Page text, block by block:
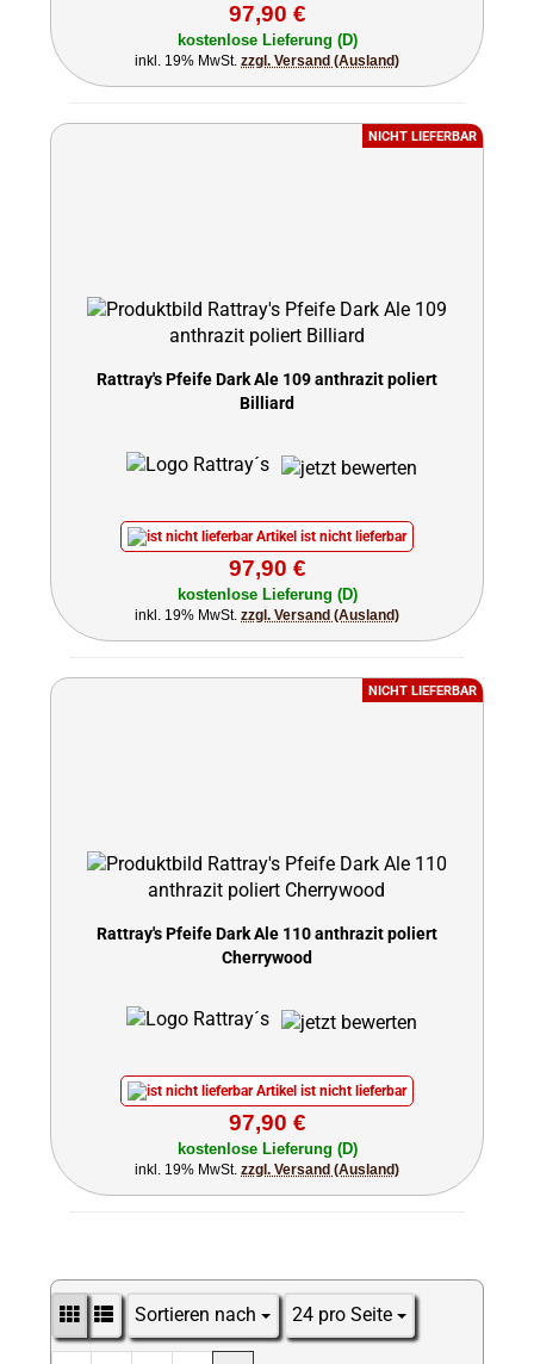
97,90 €
kostenlose Lieferung (D)
inkl. 19% MwSt. zzgl. Versand (Ausland)
NICHT LIEFERBAR
Rattray's Pfeife Dark Ale 109 anthrazit poliert
Billiard
Artikel ist nicht lieferbar
97,90 €
kostenlose Lieferung (D)
inkl. 19% MwSt. zzgl. Versand (Ausland)
NICHT LIEFERBAR
Rattray's Pfeife Dark Ale 110 anthrazit poliert
Cherrywood
Artikel ist nicht lieferbar
97,90 €
kostenlose Lieferung (D)
inkl. 19% MwSt. zzgl. Versand (Ausland)
Sortieren nach
Sortieren nach 24 pro Seite
pro Seite